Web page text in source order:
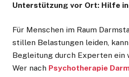
Unterstützung vor Ort: Hilfe
Für Menschen im Raum
stillen Belastungen leiden,
Begleitung durch Experten
Wer nach Psychotherapie